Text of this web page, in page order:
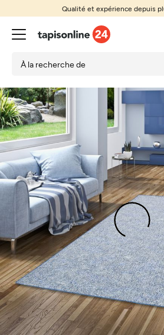
Qualité et expérience depuis